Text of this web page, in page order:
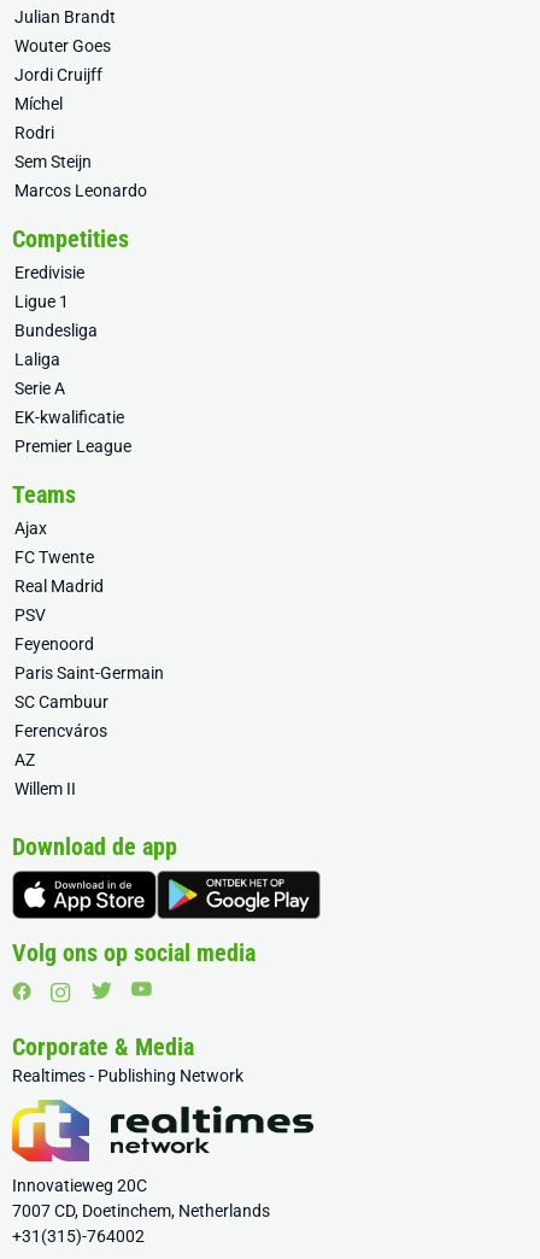
Julian Brandt
Wouter Goes
Jordi Cruijff
Míchel
Rodri
Sem Steijn
Marcos Leonardo
Competities
Eredivisie
Ligue 1
Bundesliga
Laliga
Serie A
EK-kwalificatie
Premier League
Teams
Ajax
FC Twente
Real Madrid
PSV
Feyenoord
Paris Saint-Germain
SC Cambuur
Ferencváros
AZ
Willem II
Download de app
Volg ons op social media
Corporate & Media
Realtimes - Publishing Network
Innovatieweg 20C
7007 CD, Doetinchem, Netherlands
+31(315)-764002